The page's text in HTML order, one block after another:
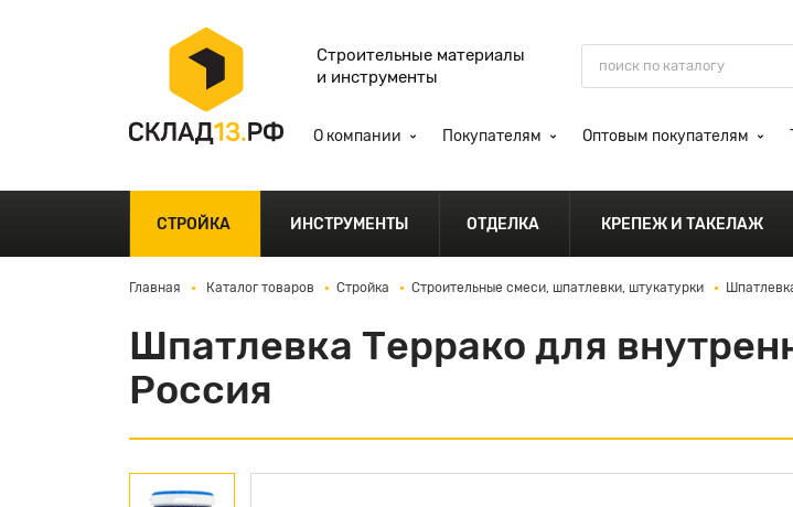
Строительные материалы
и инструменты
О компании Покупателям Оптовым покупателям
СТРОЙКА ИНСТРУМЕНТЫ ОТДЕЛКА КРЕПЕЖ И ТАКЕЛАЖ
Главная Каталог товаров Стройка Строительные смеси, шпатлевки, штукатурки
Шпатлевка Террако для
Россия